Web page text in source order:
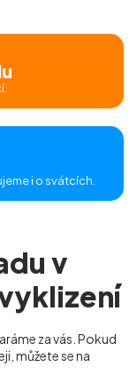
i o svátcích.
v
za vás. Pokud
můžete se na